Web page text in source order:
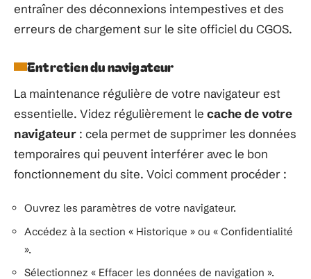
entraîner des déconnexions intempestives et des
erreurs de chargement sur le site officiel du CGOS.
Entretien du navigateur
La maintenance régulière de votre navigateur est
essentielle. Videz régulièrement le cache de votre
navigateur : cela permet de supprimer les données
temporaires qui peuvent interférer avec le bon
fonctionnement du site. Voici comment procéder :
Ouvrez les paramètres de votre navigateur.
Accédez à la section « Historique » ou « Confidentialité
».
Sélectionnez « Effacer les données de navigation ».